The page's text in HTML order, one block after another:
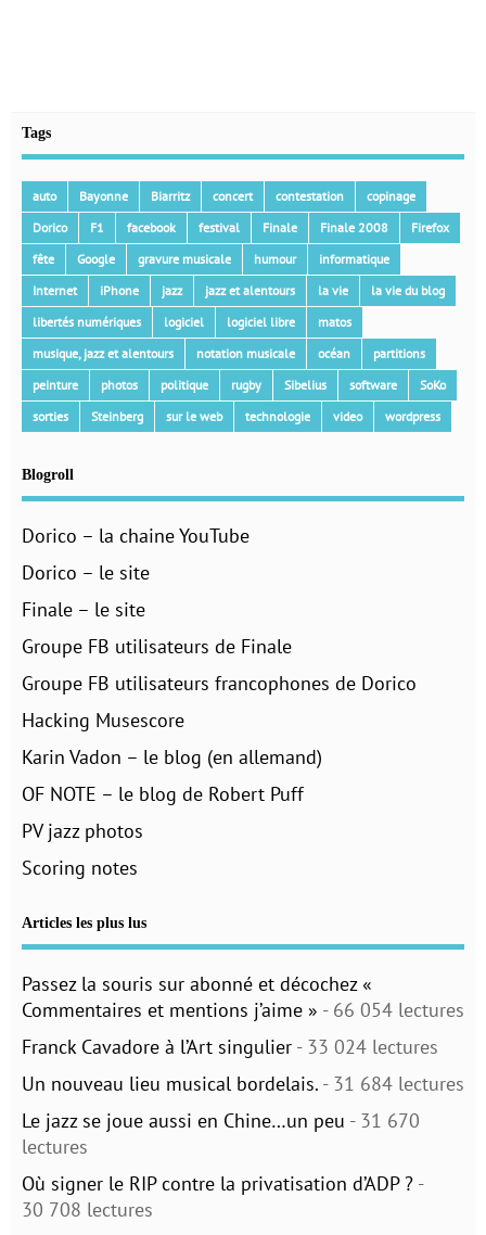
Tags
auto Bayonne Biarritz concert contestation
copinage
Dorico
F1 facebook festival Finale Finale 2008
Firefox
fête
Google gravure musicale humour
informatique
Internet
iPhone jazz jazz et alentours la vie
la vie du blog
libertés numériques
logiciel logiciel libre
matos
musique, jazz et alentours
notation musicale océan
partitions
peinture
photos politique rugby Sibelius software
SoKo
sorties
Steinberg sur le web technologie video wordpress
Blogroll
Dorico – la chaine YouTube
Dorico – le site
Finale – le site
Groupe FB utilisateurs de Finale
Groupe FB utilisateurs francophones de Dorico
Hacking Musescore
Karin Vadon – le blog (en allemand)
OF NOTE – le blog de Robert Puff
PV jazz photos
Scoring notes
Articles les plus lus
Passez la souris sur abonné et décochez «
Commentaires et mentions j’aime » - 66 054 lectures
Franck Cavadore à l’Art singulier - 33 024 lectures
Un nouveau lieu musical bordelais. - 31 684 lectures
Le jazz se joue aussi en Chine…un peu - 31 670
lectures
Où signer le RIP contre la privatisation d’ADP ? -
30 708 lectures